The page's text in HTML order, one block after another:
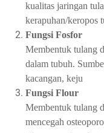
kualitas jaringan
kerapuhan/keropos
Fungsi Fosfor
Membentuk tulang
dalam tubuh.
kacangan, keju
Fungsi Flour
Membentuk tulang
mencegah